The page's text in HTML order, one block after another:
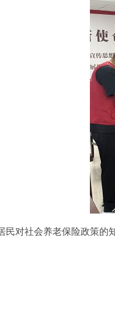
民对社会养老保险政策的